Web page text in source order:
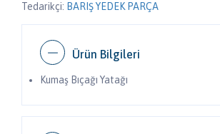
Tedarikçi: BARIŞ YEDEK PARÇA
Ürün Bilgileri
Kumaş Bıçağı Yatağı